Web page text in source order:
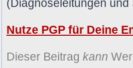
(Diagnoseleitungen
Nutze PGP für Deine
Dieser Beitrag kann